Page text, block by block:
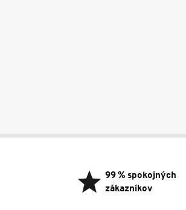
99 % spokojných
zákazníkov